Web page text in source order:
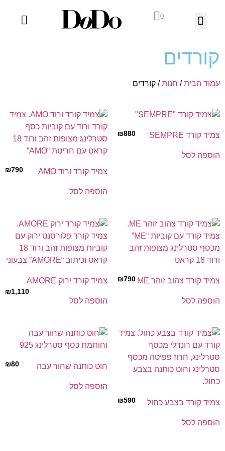
0
קורדים
עמוד הבית/ חנות/ קורדים
צמיד קורד SEMPRE ₪880
הוספה לסל
צמיד קורד ורוד AMO
₪790
הוספה לסל
צמיד קורד צהוב זוהר ME ₪790
הוספה לסל
צמיד קורד ירוק AMORE
₪1,110
הוספה לסל
צמיד קורד בצבע כחול ₪590
הוספה לסל
חוט כותנה שחור עבה ₪80
הוספה לסל